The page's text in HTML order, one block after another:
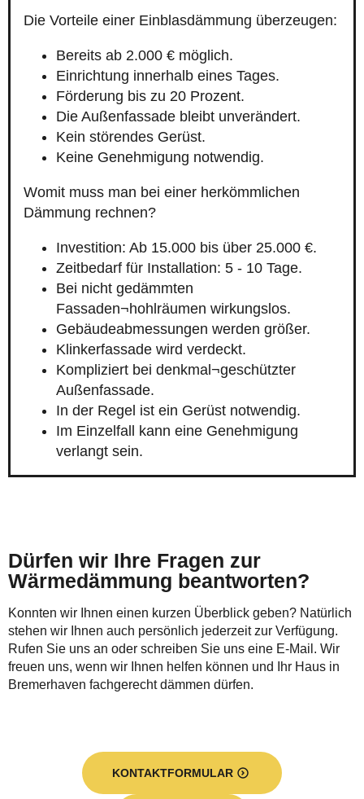
Die Vorteile einer Einblasdämmung überzeugen:
Bereits ab 2.000 € möglich.
Einrichtung innerhalb eines Tages.
Förderung bis zu 20 Prozent.
Die Außenfassade bleibt unverändert.
Kein störendes Gerüst.
Keine Genehmigung notwendig.
Womit muss man bei einer herkömmlichen
Dämmung rechnen?
Investition: Ab 15.000 bis über 25.000 €.
Zeitbedarf für Installation: 5 - 10 Tage.
Bei nicht gedämmten
Fassaden¬hohlräumen wirkungslos.
Gebäudeabmessungen werden größer.
Klinkerfassade wird verdeckt.
Kompliziert bei denkmal¬geschützter
Außenfassade.
In der Regel ist ein Gerüst notwendig.
Im Einzelfall kann eine Genehmigung
verlangt sein.
Dürfen wir Ihre Fragen zur
Wärmedämmung beantworten?
Konnten wir Ihnen einen kurzen Überblick geben? Natürlich
stehen wir Ihnen auch persönlich jederzeit zur Verfügung.
Rufen Sie uns an oder schreiben Sie uns eine E-Mail. Wir
freuen uns, wenn wir Ihnen helfen können und Ihr Haus in
Bremerhaven fachgerecht dämmen dürfen.
KONTAKTFORMULAR